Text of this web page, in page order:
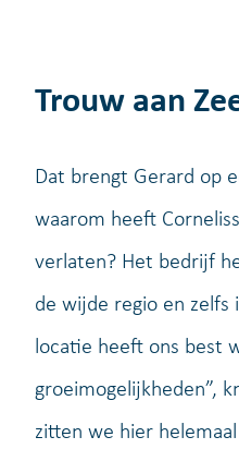
Trouw aan
Dat brengt Gerard op
waarom heeft
verlaten? Het bedrijf
de wijde regio en zelfs
locatie heeft ons best
groeimogelijkheden”,
zitten we hier